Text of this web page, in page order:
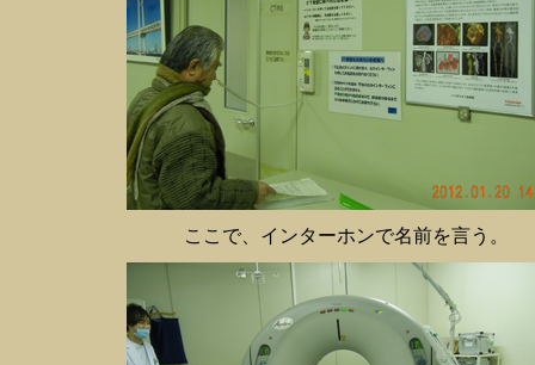
ここで、インターホンで名前を言う。